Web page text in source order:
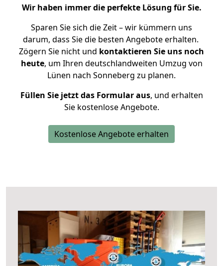
Wir haben immer die perfekte Lösung für Sie.
Sparen Sie sich die Zeit – wir kümmern uns
darum, dass Sie die besten Angebote erhalten.
Zögern Sie nicht und kontaktieren Sie uns noch
heute, um Ihren deutschlandweiten Umzug von
Lünen nach Sonneberg zu planen.
Füllen Sie jetzt das Formular aus, und erhalten
Sie kostenlose Angebote.
Kostenlose Angebote erhalten